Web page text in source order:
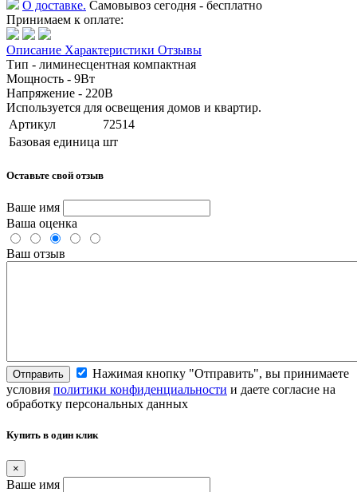
О доставке. Самовывоз сегодня - бесплатно
Принимаем к оплате:
Описание Характеристики Отзывы
Тип - лиминесцентная компактная
Мощность - 9Вт
Напряжение - 220В
Используется для освещения домов и квартир.
Артикул
72514
Базовая единица шт
Оставьте свой отзыв
Ваше имя
Ваша оценка
Ваш отзыв
Отправить
Нажимая кнопку "Отправить", вы принимаете
условия политики конфиденциальности и даете согласие на
обработку персональных данных
Купить в один клик
×
Ваше имя